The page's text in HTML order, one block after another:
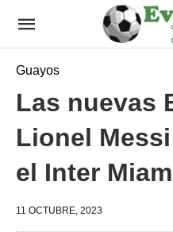
Guayos
Las nuevas
Lionel
el Inter
11 OCTUBRE, 2023